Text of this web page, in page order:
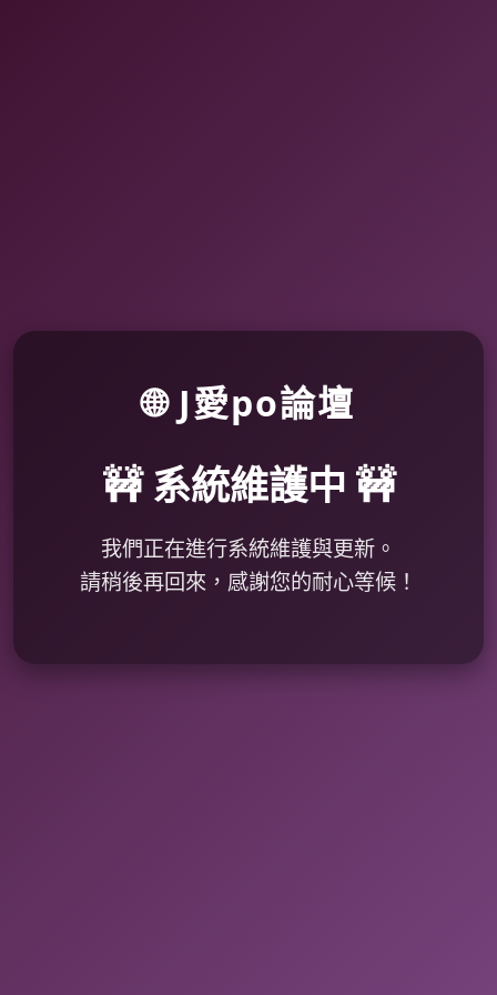
🌐 J愛po論壇
🚧 系統維護中 🚧
我們正在進行系統維護與更新。
請稍後再回來，感謝您的耐心等候！